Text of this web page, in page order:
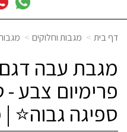
דף בית מגבות וחלוקים
פרימיום צבע -
ספיגה גבוה⭐